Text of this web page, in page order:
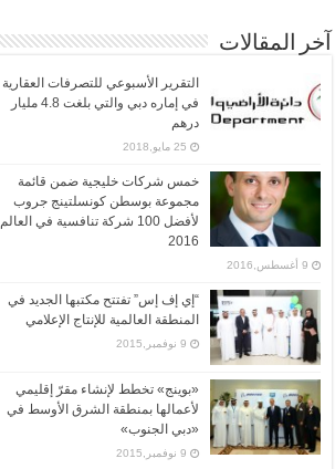
آخر المقالات
التقرير الأسبوعي للتصرفات العقارية
في إماره دبي والتي بلغت 4.8 مليار
درهم
25 مايو,2018
خمس شركات خليجية ضمن قائمة
مجموعة بوسطن كونسلتينج جروب
لأفضل 100 شركة تنافسية في العالم
2016
9 أغسطس,2016
“إي إف إس” تفتتح مكتبها الجديد في
المنطقة العالمية للإنتاج الإعلامي
9 نوفمبر,2015
«بوينج» تخطط لإنشاء مقرّ إقليمي
لأعمالها بمنطقة الشرق الأوسط في
«دبي الجنوب»
9 نوفمبر,2015